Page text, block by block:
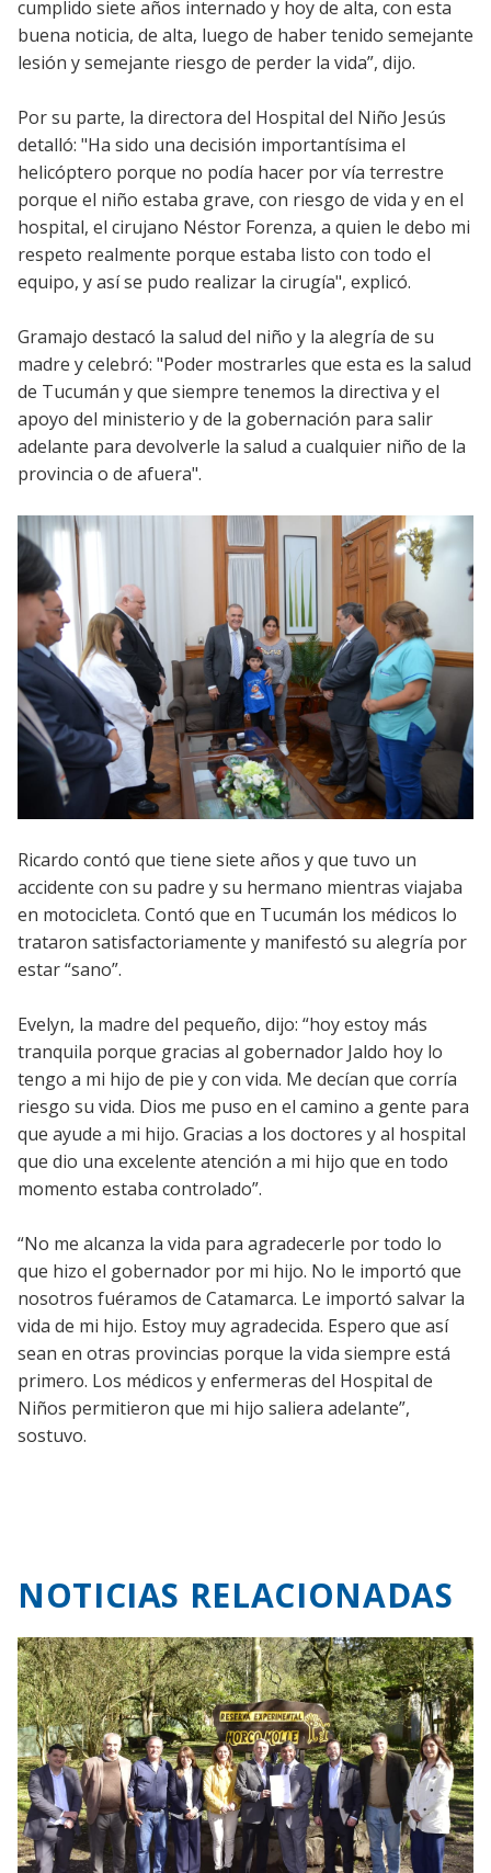
cumplido siete años internado y hoy de alta, con esta
buena noticia, de alta, luego de haber tenido semejante
lesión y semejante riesgo de perder la vida”, dijo.
Por su parte, la directora del Hospital del Niño Jesús
detalló: "Ha sido una decisión importantísima el
helicóptero porque no podía hacer por vía terrestre
porque el niño estaba grave, con riesgo de vida y en el
hospital, el cirujano Néstor Forenza, a quien le debo mi
respeto realmente porque estaba listo con todo el
equipo, y así se pudo realizar la cirugía", explicó.
Gramajo destacó la salud del niño y la alegría de su
madre y celebró: "Poder mostrarles que esta es la salud
de Tucumán y que siempre tenemos la directiva y el
apoyo del ministerio y de la gobernación para salir
adelante para devolverle la salud a cualquier niño de la
provincia o de afuera".
Ricardo contó que tiene siete años y que tuvo un
accidente con su padre y su hermano mientras viajaba
en motocicleta. Contó que en Tucumán los médicos lo
trataron satisfactoriamente y manifestó su alegría por
estar “sano”.
Evelyn, la madre del pequeño, dijo: “hoy estoy más
tranquila porque gracias al gobernador Jaldo hoy lo
tengo a mi hijo de pie y con vida. Me decían que corría
riesgo su vida. Dios me puso en el camino a gente para
que ayude a mi hijo. Gracias a los doctores y al hospital
que dio una excelente atención a mi hijo que en todo
momento estaba controlado”.
“No me alcanza la vida para agradecerle por todo lo
que hizo el gobernador por mi hijo. No le importó que
nosotros fuéramos de Catamarca. Le importó salvar la
vida de mi hijo. Estoy muy agradecida. Espero que así
sean en otras provincias porque la vida siempre está
primero. Los médicos y enfermeras del Hospital de
Niños permitieron que mi hijo saliera adelante”,
sostuvo.
NOTICIAS RELACIONADAS